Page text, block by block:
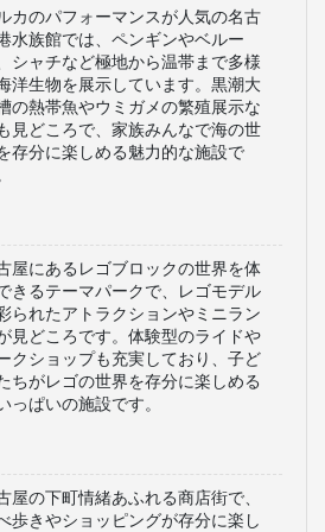
カのパフォーマンスが人気の名古
水族館では、ペンギンやベルー
シャチなど極地から温帯まで多様
洋生物を展示しています。黒潮大
の熱帯魚やウミガメの繁殖展示な
見どころで、家族みんなで海の世
存分に楽しめる魅力的な施設で
屋にあるレゴブロックの世界を体
きるテーマパークで、レゴモデル
られたアトラクションやミニラン
見どころです。体験型のライドや
クショップも充実しており、子ど
ちがレゴの世界を存分に楽しめる
っぱいの施設です。
屋の下町情緒あふれる商店街で、
歩きやショッピングが存分に楽し